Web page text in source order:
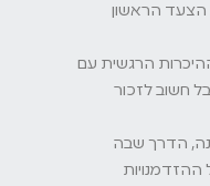
הצעד הראשון
הרגשית עם
חשוב לזכור
הדרך שבה
ההזדמנויות